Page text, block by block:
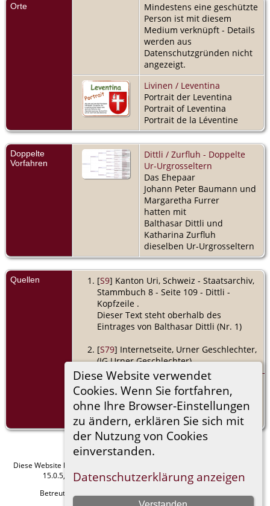
Diese Website verwendet
Cookies. Wenn Sie fortfahren,
ohne Ihre Browser-Einstellungen
zu ändern, erklären Sie sich mit
der Nutzung von Cookies
einverstanden.
Datenschutzerklärung anzeigen
Orte
Mindestens eine geschützte
Person ist mit diesem
Medium verknüpft - Details
werden aus
Datenschutzgründen nicht
angezeigt.
Livinen / Leventina
Portrait der Leventina
Portrait of Leventina
Portrait de la Léventine
Doppelte
Vorfahren
Dittli / Zurfluh - Doppelte
Ur-Urgrosseltern
Das Ehepaar
Johann Peter Baumann und
Margaretha Furrer
hatten mit
Balthasar Dittli und
Katharina Zurfluh
dieselben Ur-Urgrosseltern
Quellen [S9] Kanton Uri, Schweiz - Staatsarchiv,
Stammbuch 8 - Seite 109 - Dittli -
Kopfzeile .
Dieser Text steht oberhalb des
Eintrages von Balthasar Dittli (Nr. 1)
[S79] Internetseite, Urner Geschlechter,
(IG Urner Geschlechter),
https://www.urnergeschlechter.ch/humo-
gen/cms_pages/12/. .
[S9] Kanton Uri, Schweiz - Staatsarchiv,
Stammbuch 8 - Seite 109 - Dittli 1.
Diese Website läuft mit
15.0.5, programmiert von Darrin Lythgoe © 2001-2026.
Betreut von